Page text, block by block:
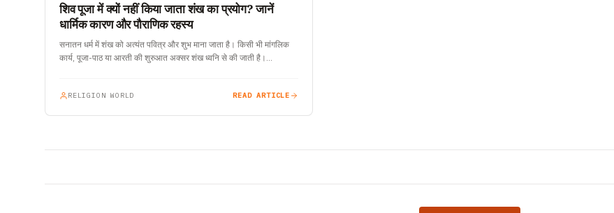
शिव पूजा में क्यों नहीं किया जाता शंख का प्रयोग? जानें
धार्मिक कारण और पौराणिक रहस्य
सनातन धर्म में शंख को अत्यंत पवित्र और शुभ माना जाता है। किसी भी मांगलिक
कार्य, पूजा-पाठ या आरती की शुरुआत अक्सर शंख ध्वनि से की जाती है।…
RELIGION WORLD READ ARTICLE